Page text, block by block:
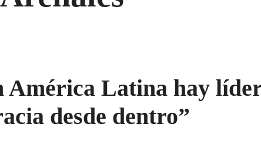
América Latina hay
desde dentro”